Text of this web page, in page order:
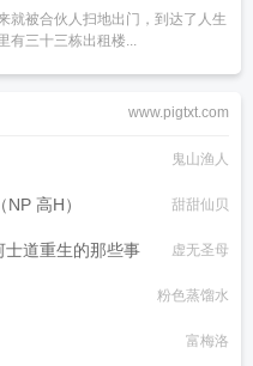
就被合伙人扫地出门，到达了人生
有三十三栋出租楼...
www.pigtxt.com
鬼山渔人
高H） 甜甜仙贝
道重生的那些事 虚无圣母
粉色蒸馏水
富梅洛